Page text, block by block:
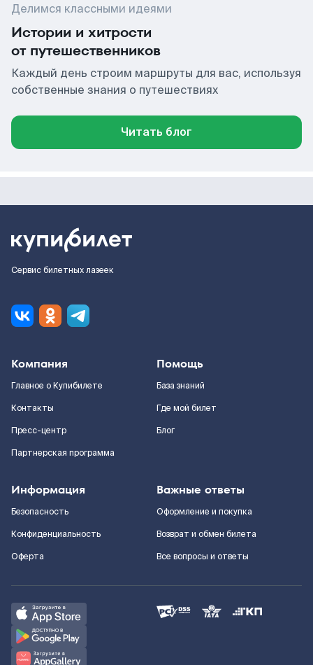
Делимся классными идеями
Истории и хитрости
от путешественников
Каждый день строим маршруты для вас, используя
собственные знания о путешествиях
Читать блог
Сервис билетных лазеек
Компания
Главное о Купибилете
Контакты
Пресс-центр
Партнерская программа
Помощь
База знаний
Где мой билет
Блог
Информация
Безопасность
Конфиденциальность
Оферта
Важные ответы
Оформление и покупка
Возврат и обмен билета
Все вопросы и ответы